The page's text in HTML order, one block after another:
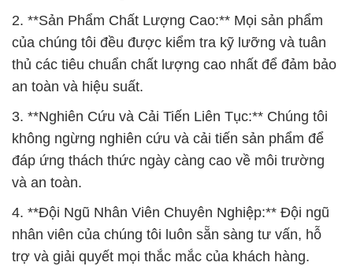
2. **Sản Phẩm Chất Lượng Cao:** Mọi sản phẩm
của chúng tôi đều được kiểm tra kỹ lưỡng và tuân
thủ các tiêu chuẩn chất lượng cao nhất để đảm bảo
an toàn và hiệu suất.
3. **Nghiên Cứu và Cải Tiến Liên Tục:** Chúng tôi
không ngừng nghiên cứu và cải tiến sản phẩm để
đáp ứng thách thức ngày càng cao về môi trường
và an toàn.
4. **Đội Ngũ Nhân Viên Chuyên Nghiệp:** Đội ngũ
nhân viên của chúng tôi luôn sẵn sàng tư vấn, hỗ
trợ và giải quyết mọi thắc mắc của khách hàng.